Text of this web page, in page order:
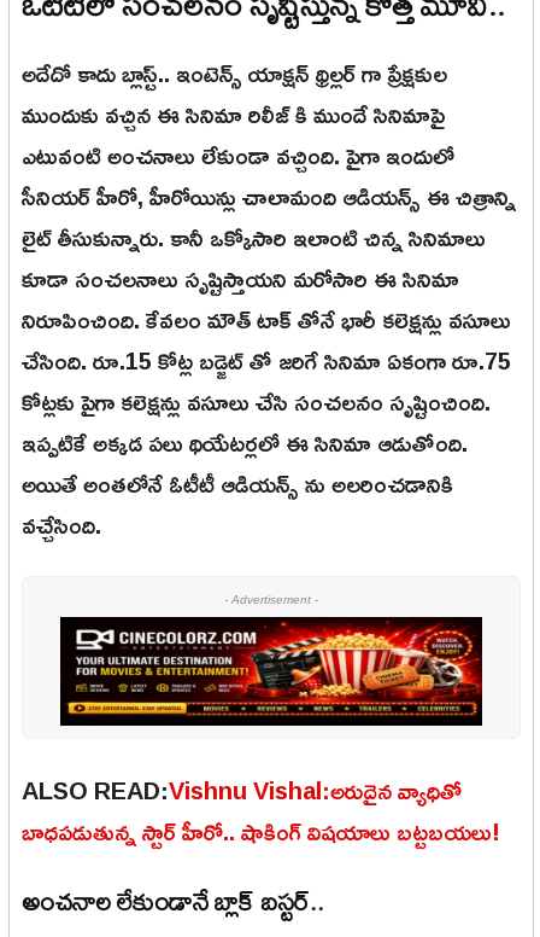
అదేదో కాదు బ్లాస్ట్.. ఇంటెన్స్ యాక్షన్ థ్రిల్లర్ గా ప్రేక్షకుల
ముందుకు వచ్చిన ఈ సినిమా రిలీజ్ కి ముందే సినిమాపై
ఎటువంటి అంచనాలు లేకుండా వచ్చింది. పైగా ఇందులో
సీనియర్ హీరో, హీరోయిన్లు చాలామంది ఆడియన్స్ ఈ చిత్రాన్ని
లైట్ తీసుకున్నారు. కానీ ఒక్కోసారి ఇలాంటి చిన్న సినిమాలు
కూడా సంచలనాలు సృష్టిస్తాయని మరోసారి ఈ సినిమా
నిరూపించింది. కేవలం మౌత్ టాక్ తోనే భారీ కలెక్షన్లు వసూలు
చేసింది. రూ.15 కోట్ల బడ్జెట్ తో జరిగే సినిమా ఏకంగా రూ.75
కోట్లకు పైగా కలెక్షన్లు వసూలు చేసి సంచలనం సృష్టించింది.
ఇప్పటికే అక్కడ పలు థియేటర్లలో ఈ సినిమా ఆడుతోంది.
అయితే అంతలోనే ఓటీటీ ఆడియన్స్ ను అలరించడానికి
వచ్చేసింది.
- Advertisement -
ALSO READ:Vishnu Vishal:అరుదైన వ్యాధితో
బాధపడుతున్న స్టార్ హీరో.. షాకింగ్ విషయాలు బట్టబయలు!
అంచనాల లేకుండానే బ్లాక్ బస్టర్..